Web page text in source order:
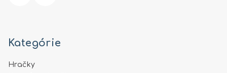
Kategórie
Hračky